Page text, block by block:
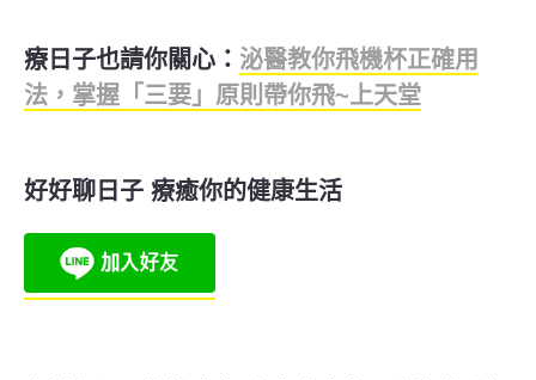
療日子也請你關心： 泌醫教你飛機杯正確用
法，掌握「三要」原則帶你飛~上天堂
好好聊日子 療癒你的健康生活